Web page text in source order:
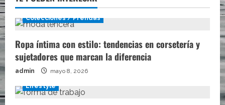
Colecciones / Prendas
Ropa íntima con estilo: tendencias en corsetería y
sujetadores que marcan la diferencia
admin mayo 8, 2026
Lifestyle